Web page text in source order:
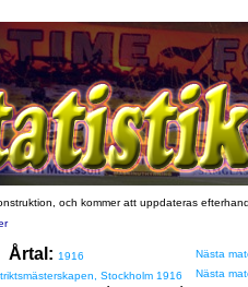
och kommer att uppdateras
Årtal: 1916
Nästa
Stockholm 1916
Nästa